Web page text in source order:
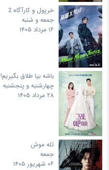
خرپول و کارآگاه 2
جمعه و شنبه
۱۶ مرداد ۱۴۰۵
باشه بیا طلاق بگیریم!
چهارشنبه و پنجشنبه
۲۸ مرداد ۱۴۰۵
تله موش
جمعه
۰۶ شهریور ۱۴۰۵